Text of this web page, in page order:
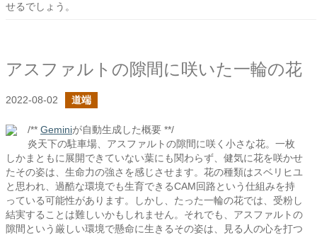
せるでしょう。
アスファルトの隙間に咲いた一輪の花
2022-08-02 道端
/** Geminiが自動生成した概要 **/
炎天下の駐車場、アスファルトの隙間に咲く小さな花。一枚
しかまともに展開できていない葉にも関わらず、健気に花を咲かせ
たその姿は、生命力の強さを感じさせます。花の種類はスベリヒユ
と思われ、過酷な環境でも生育できるCAM回路という仕組みを持
っている可能性があります。しかし、たった一輪の花では、受粉し
結実することは難しいかもしれません。それでも、アスファルトの
隙間という厳しい環境で懸命に生きるその姿は、見る人の心を打つ